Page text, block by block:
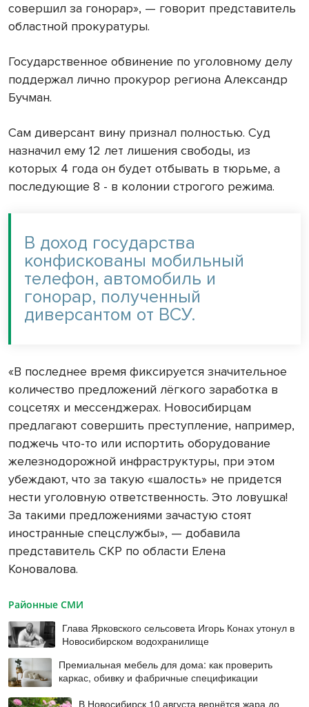
совершил за гонорар», — говорит представитель
областной прокуратуры.
Государственное обвинение по уголовному делу
поддержал лично прокурор региона Александр
Бучман.
Сам диверсант вину признал полностью. Суд
назначил ему 12 лет лишения свободы, из
которых 4 года он будет отбывать в тюрьме, а
последующие 8 - в колонии строгого режима.
В доход государства
конфискованы мобильный
телефон, автомобиль и
гонорар, полученный
диверсантом от ВСУ.
«В последнее время фиксируется значительное
количество предложений лёгкого заработка в
соцсетях и мессенджерах. Новосибирцам
предлагают совершить преступление, например,
поджечь что-то или испортить оборудование
железнодорожной инфраструктуры, при этом
убеждают, что за такую «шалость» не придется
нести уголовную ответственность. Это ловушка!
За такими предложениями зачастую стоят
иностранные спецслужбы», — добавила
представитель СКР по области Елена
Коновалова.
Районные СМИ
Глава Ярковского сельсовета Игорь Конах утонул в
Новосибирском водохранилище
Премиальная мебель для дома: как проверить
каркас, обивку и фабричные спецификации
В Новосибирск 10 августа вернётся жара до